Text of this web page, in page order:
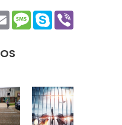
EmailMessage
Skype